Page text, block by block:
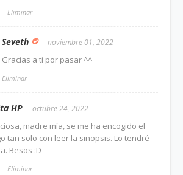
Eliminar
Seveth noviembre 01, 2022
Gracias a ti por pasar ^^
Eliminar
HP octubre 24, 2022
madre mía, se me ha encogido el
tan solo con leer la sinopsis. Lo tendré
Besos :D
Eliminar